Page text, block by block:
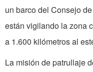
un barco del Consejo
están vigilando la zona
a 1.600 kilómetros al
La misión de patrullaje